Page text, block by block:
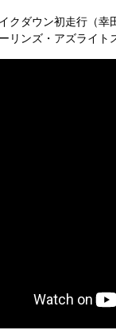
クダウン初走行（幸
リンズ・アズライ